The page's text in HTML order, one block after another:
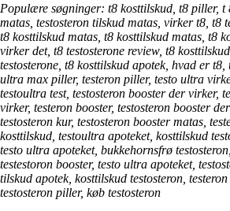
Populære søgninger: t8 kosttilskud, t8 piller, t
matas, testosteron tilskud matas, virker t8, t8
t8 kosttilskud matas, t8 kosttilskud matas, t8
virker det, t8 testosterone review, t8
testosterone, t8 kosttilskud apotek, hvad er
ultra max piller, testeron piller, testo ultra
testoultra test, testosteron booster der virker,
virker, testeron booster, testosteron booster
testosteron kur, testosteron booster matas,
kosttilskud, testoultra apoteket, kosttilskud
testo ultra apoteket, bukkehornsfrø
testestoron booster, testo ultra apoteket,
tilskud apotek, kosttilskud testosteron,
testosteron piller, køb testosteron